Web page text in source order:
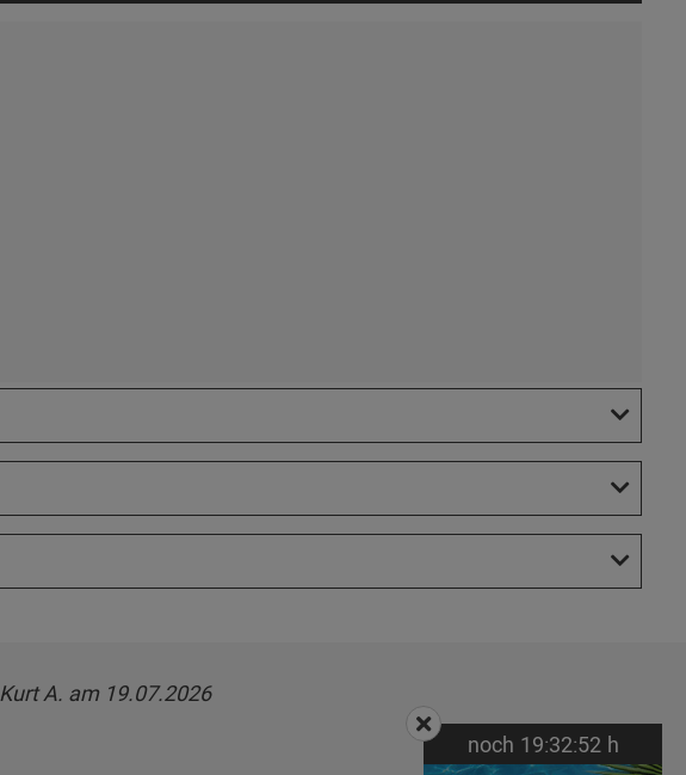
Kurt A. am 19.07.2026
noch 19:32:51 h